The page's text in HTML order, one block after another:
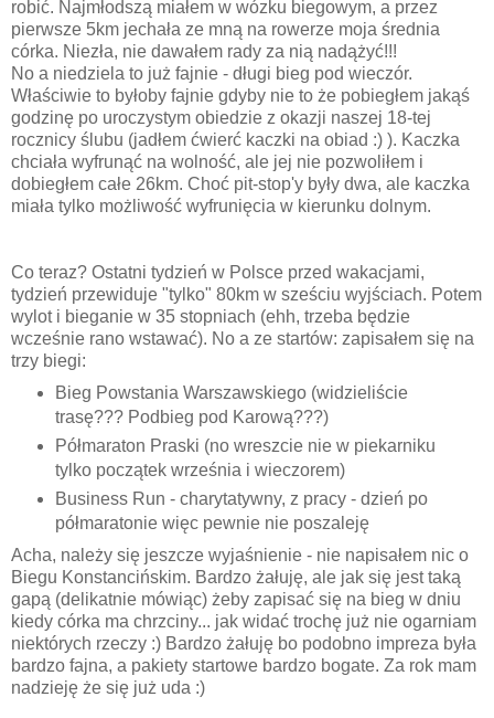
robić. Najmłodszą miałem w wózku biegowym, a przez
pierwsze 5km jechała ze mną na rowerze moja średnia
córka. Niezła, nie dawałem rady za nią nadążyć!!!
No a niedziela to już fajnie - długi bieg pod wieczór.
Właściwie to byłoby fajnie gdyby nie to że pobiegłem jakąś
godzinę po uroczystym obiedzie z okazji naszej 18-tej
rocznicy ślubu (jadłem ćwierć kaczki na obiad :) ). Kaczka
chciała wyfrunąć na wolność, ale jej nie pozwoliłem i
dobiegłem całe 26km. Choć pit-stop'y były dwa, ale kaczka
miała tylko możliwość wyfrunięcia w kierunku dolnym.
Co teraz? Ostatni tydzień w Polsce przed wakacjami,
tydzień przewiduje "tylko" 80km w sześciu wyjściach. Potem
wylot i bieganie w 35 stopniach (ehh, trzeba będzie
wcześnie rano wstawać). No a ze startów: zapisałem się na
trzy biegi:
Bieg Powstania Warszawskiego (widzieliście
trasę??? Podbieg pod Karową???)
Półmaraton Praski (no wreszcie nie w piekarniku
tylko początek września i wieczorem)
Business Run - charytatywny, z pracy - dzień po
półmaratonie więc pewnie nie poszaleję
Acha, należy się jeszcze wyjaśnienie - nie napisałem nic o
Biegu Konstancińskim. Bardzo żałuję, ale jak się jest taką
gapą (delikatnie mówiąc) żeby zapisać się na bieg w dniu
kiedy córka ma chrzciny... jak widać trochę już nie ogarniam
niektórych rzeczy :) Bardzo żałuję bo podobno impreza była
bardzo fajna, a pakiety startowe bardzo bogate. Za rok mam
nadzieję że się już uda :)